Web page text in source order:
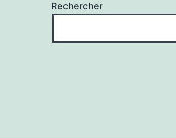
Rechercher